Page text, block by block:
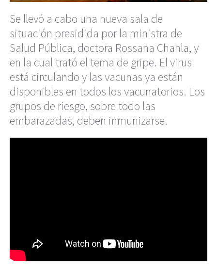
Se llevó a cabo una nueva sala de
situación presidida por la ministra de
Salud Pública, doctora Rossana Chahla, y
en la cual trató el tema de gripe. El virus
está circulando y las vacunas ya están
disponibles en todos los vacunatorios. Los
grupos de riesgo, sobre todo las
embarazadas, deben inmunizarse.